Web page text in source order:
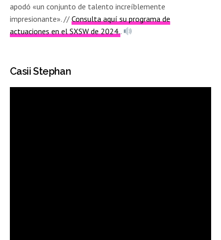
apodó «un conjunto de talento increíblemente
impresionante». //Consulta aquí su programa de
actuaciones en el SXSW de 2024..
Casii Stephan